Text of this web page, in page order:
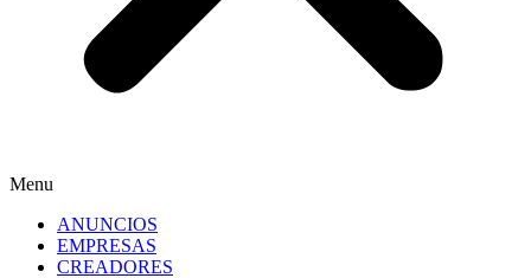
Menu
ANUNCIOS
EMPRESAS
CREADORES